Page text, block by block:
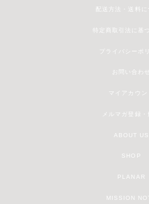
配送方法・送料に
特定商取引法に基
プライバシーポ
お問い合わせ
マイアカウン
メルマガ登録・
ABOUT US
SHOP
PLANAR
MISSION